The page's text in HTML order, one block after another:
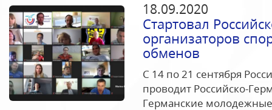
18.09.2020
Стартовал
организаторов
обменов
С 14 по 21 сентября
проводит Российско-
Германские